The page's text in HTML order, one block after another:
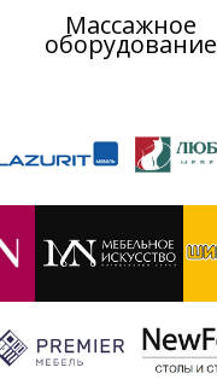
Массажное
оборудование